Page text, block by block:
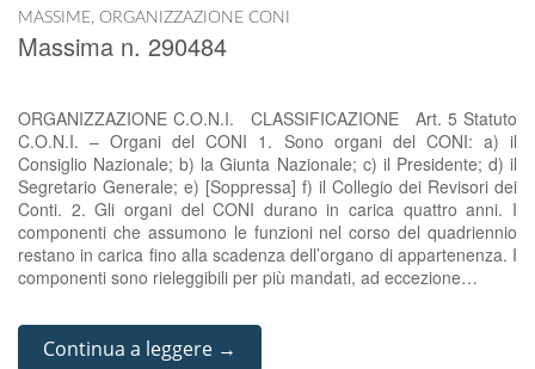
MASSIME, ORGANIZZAZIONE CONI
Massima n. 290484
ORGANIZZAZIONE C.O.N.I. CLASSIFICAZIONE Art. 5 Statuto
C.O.N.I. – Organi del CONI 1. Sono organi del CONI: a) il
Consiglio Nazionale; b) la Giunta Nazionale; c) il Presidente; d) il
Segretario Generale; e) [Soppressa] f) il Collegio dei Revisori dei
Conti. 2. Gli organi del CONI durano in carica quattro anni. I
componenti che assumono le funzioni nel corso del quadriennio
restano in carica fino alla scadenza dell’organo di appartenenza. I
componenti sono rieleggibili per più mandati, ad eccezione…
Continua a leggere →